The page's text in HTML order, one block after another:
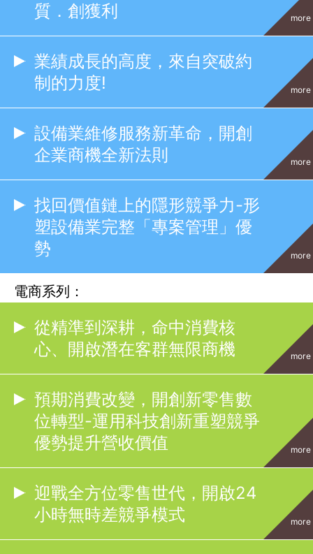
質．創獲利
more
業績成長的高度，來自突破約
制的力度!
more
設備業維修服務新革命，開創
企業商機全新法則
more
找回價值鏈上的隱形競爭力-形
塑設備業完整「專案管理」優
勢
more
電商系列：
從精準到深耕，命中消費核
心、開啟潛在客群無限商機
more
預期消費改變，開創新零售數
位轉型-運用科技創新重塑競爭
優勢提升營收價值
more
迎戰全方位零售世代，開啟24
小時無時差競爭模式
more